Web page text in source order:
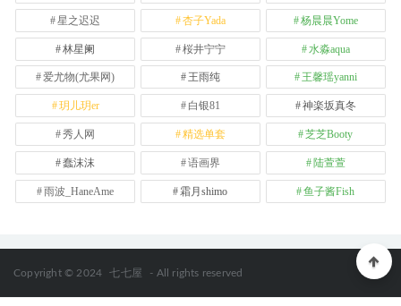
星之迟迟 杏子Yada 杨晨晨Yome
林星阑 桜井宁宁 水淼aqua
爱尤物(尤果网) 王雨纯 王馨瑶yanni
玥儿玥er 白银81 神楽坂真冬
秀人网 精选单套 芝芝Booty
蠢沫沫 语画界 陆萱萱
雨波_HaneAme 霜月shimo 鱼子酱Fish
Copyright © 2024 七七屋 - All rights reserved